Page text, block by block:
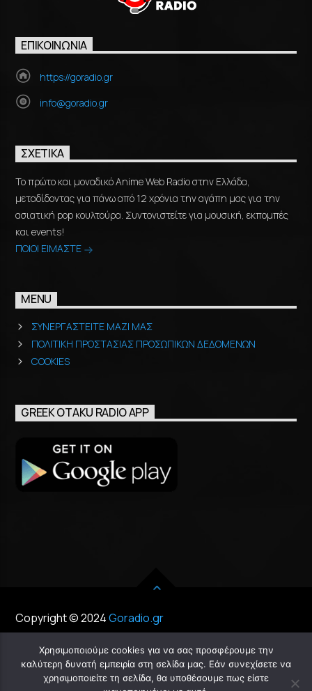
ΕΠΙΚΟΙΝΩΝΊΑ
https://goradio.gr
info@goradio.gr
ΣΧΕΤΙΚΆ
Το πρώτο και μοναδικό Anime Web Radio στην Ελλάδα,
μεταδίδοντας για πάνω από 12 χρόνια την αγάπη μας για την
ασιατική pop κουλτούρα. Συντονιστείτε για μουσική, εκπομπές
και events!
ΠΟΙΟΙ ΕΙΜΑΣΤΕ
MENU
ΣΥΝΕΡΓΑΣΤΕΙΤΕ ΜΑΖΙ ΜΑΣ
ΠΟΛΙΤΙΚΗ ΠΡΟΣΤΑΣΙΑΣ ΠΡΟΣΩΠΙΚΩΝ ΔΕΔΟΜΕΝΩΝ
COOKIES
GREEK OTAKU RADIO APP
Copyright © 2024Goradio.gr
Chat
Χρησιμοποιούμε cookies για να σας προσφέρουμε την
καλύτερη δυνατή εμπειρία στη σελίδα μας. Εάν συνεχίσετε να
χρησιμοποιείτε τη σελίδα, θα υποθέσουμε πως είστε